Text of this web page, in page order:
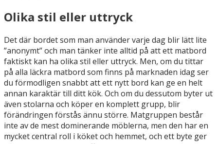
Olika stil eller uttryck
Det där bordet som man använder varje dag blir lätt lite
”anonymt” och man tänker inte alltid på att ett matbord
faktiskt kan ha olika stil eller uttryck. Men, om du tittar
på alla läckra matbord som finns på marknaden idag ser
du förmodligen snabbt att ett nytt bord kan ge en helt
annan karaktär till ditt kök. Och om du dessutom byter ut
även stolarna och köper en komplett grupp, blir
förändringen förstås ännu större. Matgruppen består
inte av de mest dominerande möblerna, men den har en
mycket central roll i köket och hemmet, och ett byte ger